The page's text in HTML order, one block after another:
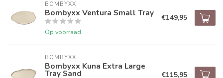
BOMBYXX
Bombyxx Ventura Small Tray
Op voorraad
€149,95
BOMBYXX
Bombyxx Kuna Extra Large
Tray Sand €115,95